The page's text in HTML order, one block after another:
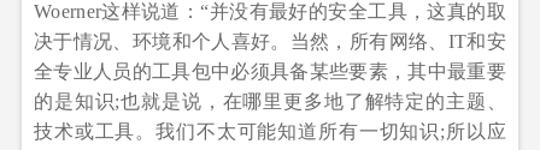
Woerner这样说道：“并没有最好的安全工具，这真的取
决于情况、环境和个人喜好。当然，所有网络、IT和安
全专业人员的工具包中必须具备某些要素，其中最重要
的是知识;也就是说，在哪里更多地了解特定的主题、
技术或工具。我们不太可能知道所有一切知识;所以应